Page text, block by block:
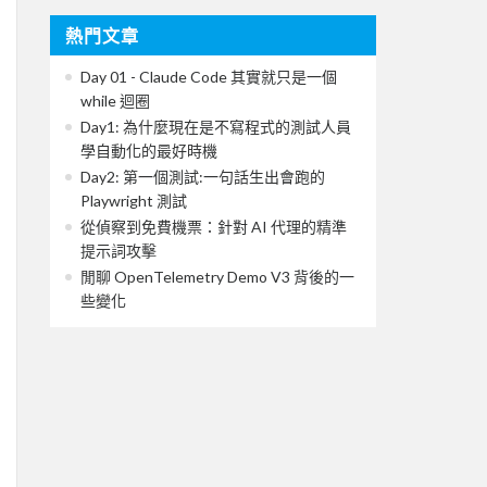
熱門文章
Day 01 - Claude Code 其實就只是一個
while 迴圈
Day1: 為什麼現在是不寫程式的測試人員
學自動化的最好時機
Day2: 第一個測試:一句話生出會跑的
Playwright 測試
從偵察到免費機票：針對 AI 代理的精準
提示詞攻擊
閒聊 OpenTelemetry Demo V3 背後的一
些變化